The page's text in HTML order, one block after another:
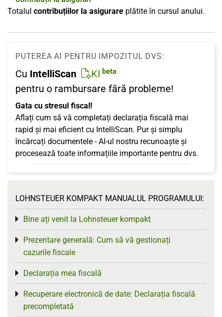
Totalul contribuțiilor la asigurare plătite în cursul anului.
PUTEREA AI PENTRU IMPOZITUL DVS:
Cu IntelliScan KI beta
pentru o rambursare fără probleme!
Gata cu stresul fiscal!
Aflați cum să vă completați declarația fiscală mai
rapid și mai eficient cu IntelliScan. Pur și simplu
încărcați documentele - AI-ul nostru recunoaște și
procesează toate informațiile importante pentru dvs.
LOHNSTEUER KOMPAKT MANUALUL PROGRAMULUI:
Bine ați venit la Lohnsteuer kompakt
Toggle menu
Prezentare generală: Cum să vă gestionați
cazurile fiscale
Toggle menu
Declarația mea fiscală
Toggle menu
Recuperare electronică de date: Declarația fiscală
precompletată
Toggle menu